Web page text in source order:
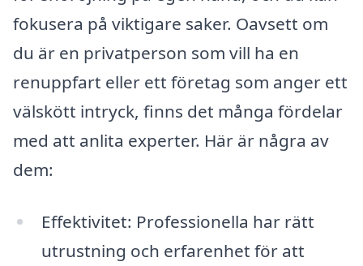
fokusera på viktigare saker. Oavsett om
du är en privatperson som vill ha en
renuppfart eller ett företag som anger ett
välskött intryck, finns det många fördelar
med att anlita experter. Här är några av
dem:
Effektivitet: Professionella har rätt
utrustning och erfarenhet för att